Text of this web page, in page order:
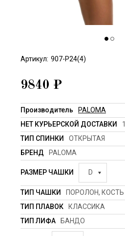
Артикул: 907-P24(4)
9840 ₽
Производитель
PALOMA
НЕТ КУРЬЕРСКОЙ ДОСТАВКИ
1
ТИП СПИНКИ
ОТКРЫТАЯ
БРЕНД
PALOMA
РАЗМЕР ЧАШКИ D
ТИП ЧАШКИ
ПОРОЛОН, КОСТЬ
ТИП ПЛАВОК
КЛАССИКА
ТИП ЛИФА
БАНДО